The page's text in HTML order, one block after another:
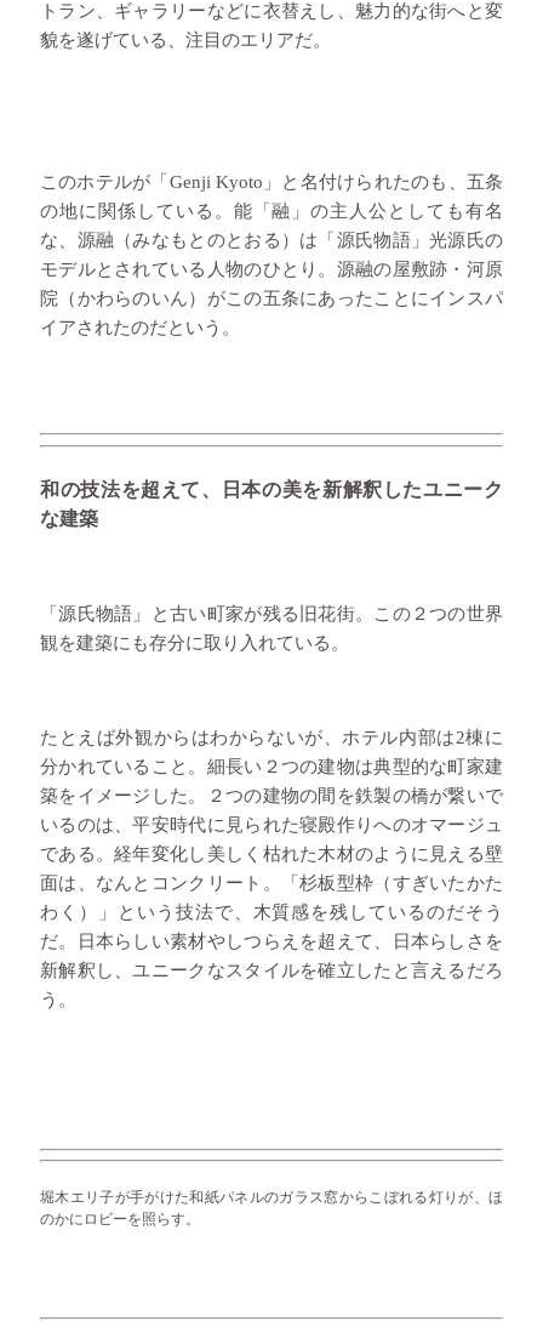
トラン、ギャラリーなどに衣替えし、魅力的な街へと変
貌を遂げている、注目のエリアだ。
このホテルが「Genji Kyoto」と名付けられたのも、五条
の地に関係している。能「融」の主人公としても有名
な、源融（みなもとのとおる）は「源氏物語」光源氏の
モデルとされている人物のひとり。源融の屋敷跡・河原
院（かわらのいん）がこの五条にあったことにインスパ
イアされたのだという。
和の技法を超えて、日本の美を新解釈したユニーク
な建築
「源氏物語」と古い町家が残る旧花街。この２つの世界
観を建築にも存分に取り入れている。
たとえば外観からはわからないが、ホテル内部は2棟に
分かれていること。細長い２つの建物は典型的な町家建
築をイメージした。２つの建物の間を鉄製の橋が繋いで
いるのは、平安時代に見られた寝殿作りへのオマージュ
である。経年変化し美しく枯れた木材のように見える壁
面は、なんとコンクリート。「杉板型枠（すぎいたかた
わく）」という技法で、木質感を残しているのだそう
だ。日本らしい素材やしつらえを超えて、日本らしさを
新解釈し、ユニークなスタイルを確立したと言えるだろ
う。
堀木エリ子が手がけた和紙パネルのガラス窓からこぼれる灯りが、ほ
のかにロビーを照らす。